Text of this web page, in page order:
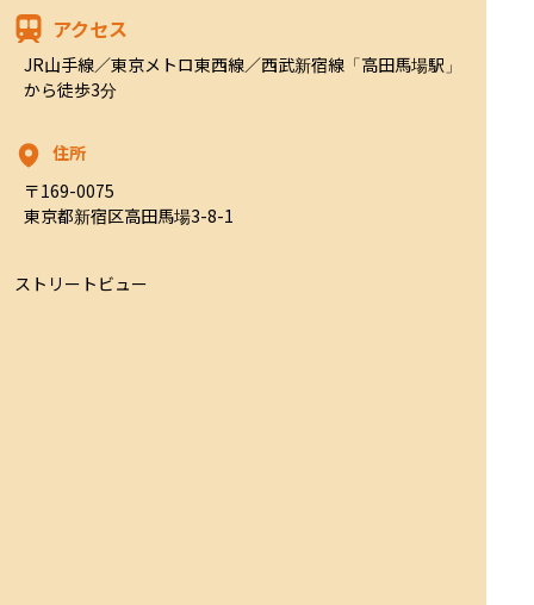
アクセス
JR山手線／東京メトロ東西線／西武新宿線「高田馬場駅」
から徒歩3分
住所
〒169-0075
東京都新宿区高田馬場3-8-1
ストリートビュー